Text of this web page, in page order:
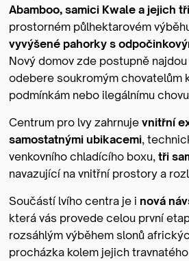
Abamboo, samici Kwale a jejich
prostorném půlhektarovém
vyvýšené pahorky s
Nový domov zde postupně
odebere soukromým chovatelům
podmínkám nebo ilegálnímu
Centrum pro lvy zahrnujevnitřní
samostatnými ubikacemi,
venkovního chladícího boxu,tři
navazující na vnitřní prostory a
Součástí lvího centra je i nová
která vás provede celou první
rozsáhlým výběhem slonů
procházka kolem jejich